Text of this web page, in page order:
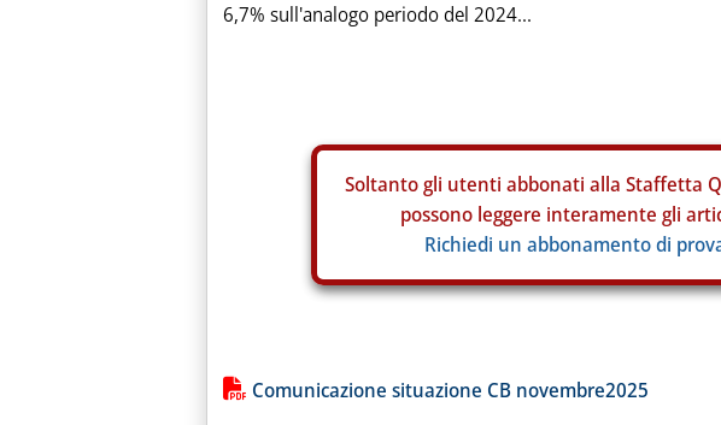
6,7% sull'analogo periodo del 2024...
Soltanto gli utenti abbonati alla Staffetta
possono leggere interamente gli
Richiedi un abbonamento di
Lista allegati PDF alla notizia
Comunicazione situazione CB novembre2025